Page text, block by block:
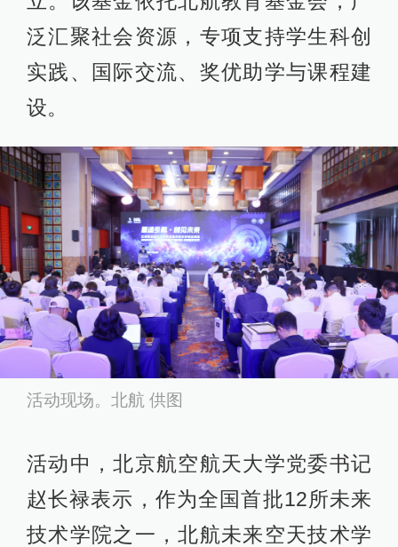
泛汇聚社会资源，专项支持学生科创
实践、国际交流、奖优助学与课程建
设。
活动现场。北航 供图
活动中，北京航空航天大学党委书记
赵长禄表示，作为全国首批12所未来
技术学院之一，北航未来空天技术学